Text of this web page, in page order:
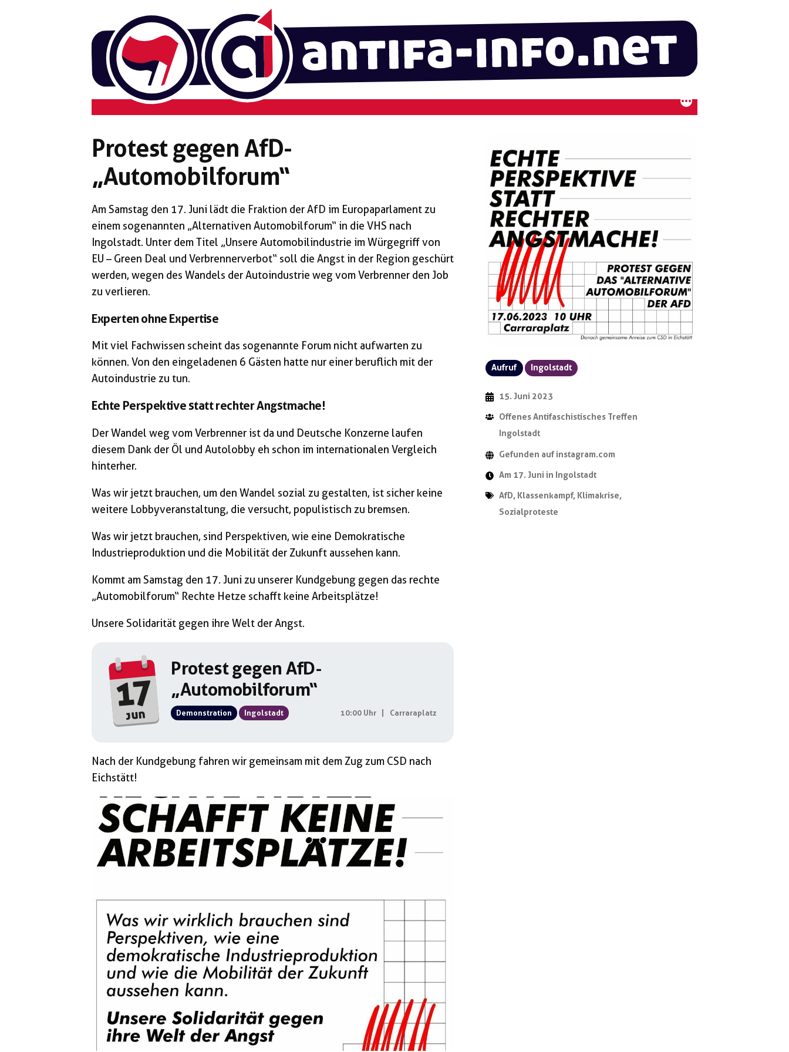
Protest gegen AfD-
„Automobilforum“
Aufruf Ingolstadt
15. Juni 2023
Offenes Antifaschistisches Treffen
Ingolstadt
Gefunden auf instagram.com
Am 17. Juni in Ingolstadt
AfD, Klassenkampf, Klimakrise,
Sozialproteste
Am Samstag den 17. Juni lädt die Fraktion der AfD im Europaparlament zu
einem sogenannten „Alternativen Automobilforum“ in die VHS nach
Ingolstadt. Unter dem Titel „Unsere Automobilindustrie im Würgegriff von
EU – Green Deal und Verbrennerverbot“ soll die Angst in der Region geschürt
werden, wegen des Wandels der Autoindustrie weg vom Verbrenner den Job
zu verlieren.
Experten ohne Expertise
Mit viel Fachwissen scheint das sogenannte Forum nicht aufwarten zu
können. Von den eingeladenen 6 Gästen hatte nur einer beruflich mit der
Autoindustrie zu tun.
Echte Perspektive statt rechter Angstmache!
Der Wandel weg vom Verbrenner ist da und Deutsche Konzerne laufen
diesem Dank der Öl und Autolobby eh schon im internationalen Vergleich
hinterher.
Was wir jetzt brauchen, um den Wandel sozial zu gestalten, ist sicher keine
weitere Lobbyveranstaltung, die versucht, populistisch zu bremsen.
Was wir jetzt brauchen, sind Perspektiven, wie eine Demokratische
Industrieproduktion und die Mobilität der Zukunft aussehen kann.
Kommt am Samstag den 17. Juni zu unserer Kundgebung gegen das rechte
„Automobilforum“ Rechte Hetze schafft keine Arbeitsplätze!
Unsere Solidarität gegen ihre Welt der Angst.
jun
17
Protest gegen AfD-
„Automobilforum“
Demonstration Ingolstadt 10:00 Uhr Carraraplatz
Nach der Kundgebung fahren wir gemeinsam mit dem Zug zum CSD nach
Eichstätt!